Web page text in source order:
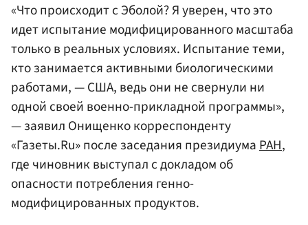
«Что происходит с Эболой? Я уверен, что это
идет испытание модифицированного масштаба
только в реальных условиях. Испытание теми,
кто занимается активными биологическими
работами, — США, ведь они не свернули ни
одной своей военно-прикладной программы»,
— заявил Онищенко корреспонденту
«Газеты.Ru» после заседания президиумаРАН,
где чиновник выступал с докладом об
опасности потребления генно-
модифицированных продуктов.